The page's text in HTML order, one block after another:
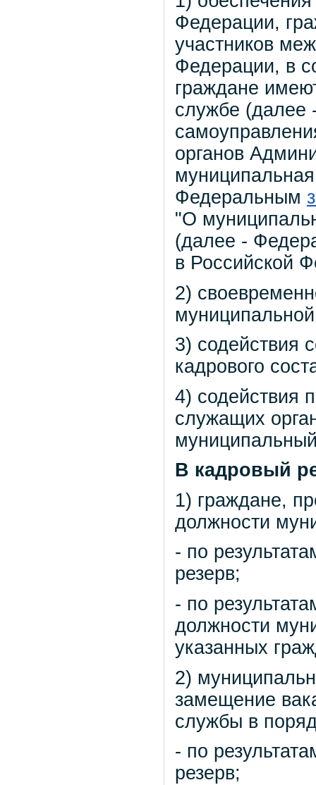
Федерации,
участников
Федерации, в
граждане
службе (далее
органов
Федеральным
"О
(далее -
в Российской
2)
3) содействия
кадрового
4) содействия
служащих
В кадровый
1) граждане,
должности
- по
резерв;
- по
должности
указанных
2)
замещение
службы в
- по
резерв;